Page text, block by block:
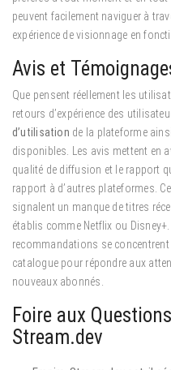
peuvent facilement naviguer à
expérience de visionnage en
Avis et
Que pensent réellement les
retours d’expérience des
d’utilisation de la plateforme
disponibles. Les avis mettent en
qualité de diffusion et le rapport
rapport à d’autres plateformes.
signalent un manque de titres
établis comme Netflix ou Disney+.
recommandations se concentrent
catalogue pour répondre aux
nouveaux abonnés.
Foire aux
Stream.dev